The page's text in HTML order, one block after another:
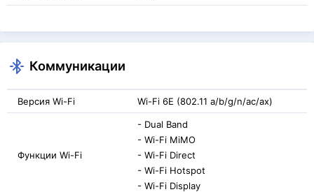
Коммуникации
Версия Wi-Fi Wi-Fi 6E (802.11 a/b/g/n/ac/ax)
Функции Wi-Fi
- Dual Band
- Wi-Fi MiMO
- Wi-Fi Direct
- Wi-Fi Hotspot
- Wi-Fi Display